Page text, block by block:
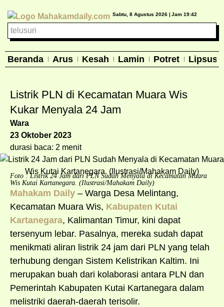
Sabtu, 8 Agustus 2026 | Jam 19:42
Beranda Arus Kesah Lamin Potret Lipsus
Listrik PLN di Kecamatan Muara Wis
Kukar Menyala 24 Jam
Wara
23 Oktober 2023
durasi baca: 2 menit
Foto : Listrik 24 Jam dari PLN Sudah Menyala di Kecamatan Muara
Wis Kutai Kartanegara. (Ilustrasi/Mahakam Daily)
Mahakam Daily – Warga Desa Melintang,
Kecamatan Muara Wis, Kabupaten Kutai
Kartanegara, Kalimantan Timur, kini dapat
tersenyum lebar. Pasalnya, mereka sudah dapat
menikmati aliran listrik 24 jam dari PLN yang telah
terhubung dengan Sistem Kelistrikan Kaltim. Ini
merupakan buah dari kolaborasi antara PLN dan
Pemerintah Kabupaten Kutai Kartanegara dalam
melistriki daerah-daerah terisolir.